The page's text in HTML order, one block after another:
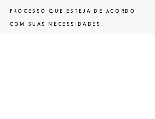
PROCESSO QUE ESTEJA DE ACORDO
COM SUAS NECESSIDADES.